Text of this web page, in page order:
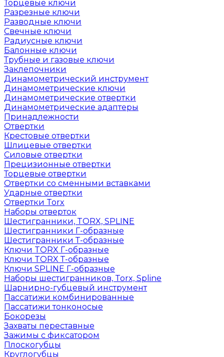
Торцевые ключи
Разрезные ключи
Разводные ключи
Свечные ключи
Радиусные ключи
Балонные ключи
Трубные и газовые ключи
Заклепочники
Динамометрический инструмент
Динамометрические ключи
Динамометрические отвертки
Динамометрические адаптеры
Принадлежности
Отвертки
Крестовые отвертки
Шлицевые отвертки
Силовые отвертки
Прецизионные отвертки
Торцевые отвертки
Отвертки со сменными вставками
Ударные отвертки
Отвертки Torx
Наборы отверток
Шестигранники, TORX, SPLINE
Шестигранники Г-образные
Шестигранники Т-образные
Ключи TORX Г-образные
Ключи TORX Т-образные
Ключи SPLINE Г-образные
Наборы шестигранников, Torx, Spline
Шарнирно-губцевый инструмент
Пассатижи комбинированные
Пассатижи тонконосые
Бокорезы
Захваты переставные
Зажимы с фиксатором
Плоскогубцы
Круглогубцы